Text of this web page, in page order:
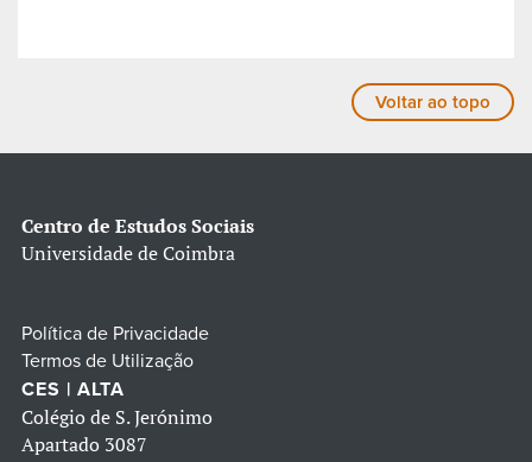
Voltar ao topo
Centro de Estudos Sociais
Universidade de Coimbra
Política de Privacidade
Termos de Utilização
CES | ALTA
Colégio de S. Jerónimo
Apartado 3087